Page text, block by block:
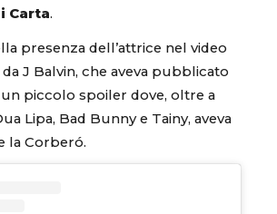
Carta.
presenza dell’attrice nel video
J Balvin, che aveva pubblicato
piccolo spoiler dove, oltre a
Lipa, Bad Bunny e Tainy, aveva
la Corberó.